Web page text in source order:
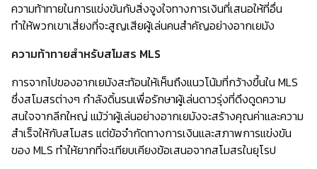
ความท้าทายในการแข่งขันกับสิ่งจูงใจทางการเงินที่เสนอให้ที่อื่น
ทำให้พวกเขาเสี่ยงที่จะสูญเสียผู้เล่นคนสำคัญอย่างอากเยมัง
ความท้าทายสำหรับสโมสร MLS
การจากไปของอากเยมังสะท้อนให้เห็นถึงแนวโน้มที่กว้างขึ้นใน MLS
ซึ่งสโมสรต่างๆ กำลังดิ้นรนเพื่อรักษาผู้เล่นดาวรุ่งที่ดึงดูดความ
สนใจจากลีกใหญ่ แม้ว่าผู้เล่นอย่างอากเยมังจะสร้างคุณค่าและความ
สำเร็จให้กับสโมสร แต่ข้อจำกัดทางการเงินและสภาพการแข่งขัน
ของ MLS ทำให้ยากที่จะเทียบเคียงข้อเสนอจากสโมสรในยุโรป